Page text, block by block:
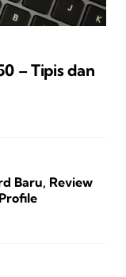
– Tipis dan
Baru, Review